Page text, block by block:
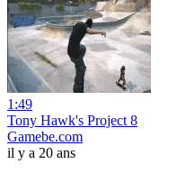
1:49
Tony Hawk's Project 8
Gamebe.com
il y a 20 ans